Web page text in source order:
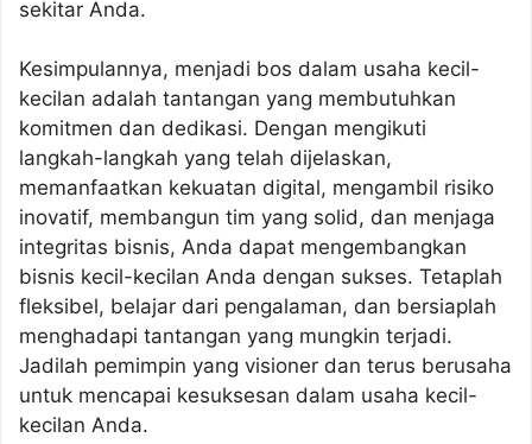
sekitar Anda.
Kesimpulannya, menjadi bos dalam usaha kecil-
kecilan adalah tantangan yang membutuhkan
komitmen dan dedikasi. Dengan mengikuti
langkah-langkah yang telah dijelaskan,
memanfaatkan kekuatan digital, mengambil risiko
inovatif, membangun tim yang solid, dan menjaga
integritas bisnis, Anda dapat mengembangkan
bisnis kecil-kecilan Anda dengan sukses. Tetaplah
fleksibel, belajar dari pengalaman, dan bersiaplah
menghadapi tantangan yang mungkin terjadi.
Jadilah pemimpin yang visioner dan terus berusaha
untuk mencapai kesuksesan dalam usaha kecil-
kecilan Anda.